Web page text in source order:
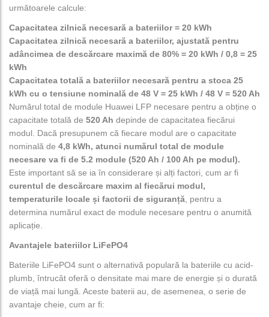
următoarele calcule:
Capacitatea zilnică necesară a bateriilor = 20 kWh
Capacitatea zilnică necesară a bateriilor, ajustată pentru
adâncimea de descărcare maximă de 80% = 20 kWh / 0,8 = 25
kWh
Capacitatea totală a bateriilor necesară pentru a stoca 25
kWh cu o tensiune nominală de 48 V = 25 kWh / 48 V = 520 Ah
Numărul total de module Huawei LFP necesare pentru a obține o
capacitate totală de 520 Ah depinde de capacitatea fiecărui
modul. Dacă presupunem că fiecare modul are o capacitate
nominală de 4,8 kWh, atunci numărul total de module
necesare va fi de 5.2 module (520 Ah / 100 Ah pe modul).
Este important să se ia în considerare și alți factori, cum ar fi
curentul de descărcare maxim al fiecărui modul,
temperaturile locale și factorii de siguranță , pentru a
determina numărul exact de module necesare pentru o anumită
aplicație.
Avantajele bateriilor LiFePO4
Bateriile LiFePO4 sunt o alternativă populară la bateriile cu acid-
plumb, întrucât oferă o densitate mai mare de energie și o durată
de viață mai lungă. Aceste baterii au, de asemenea, o serie de
avantaje cheie, cum ar fi: